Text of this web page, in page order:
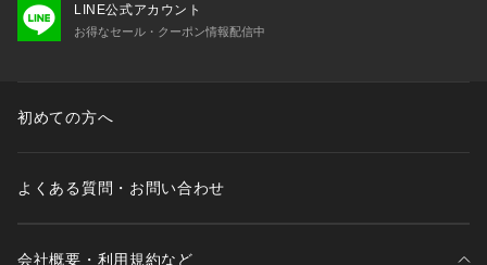
LINE公式アカウント
お得なセール・クーポン情報配信中
初めての方へ
よくある質問・お問い合わせ
会社概要・利用規約など